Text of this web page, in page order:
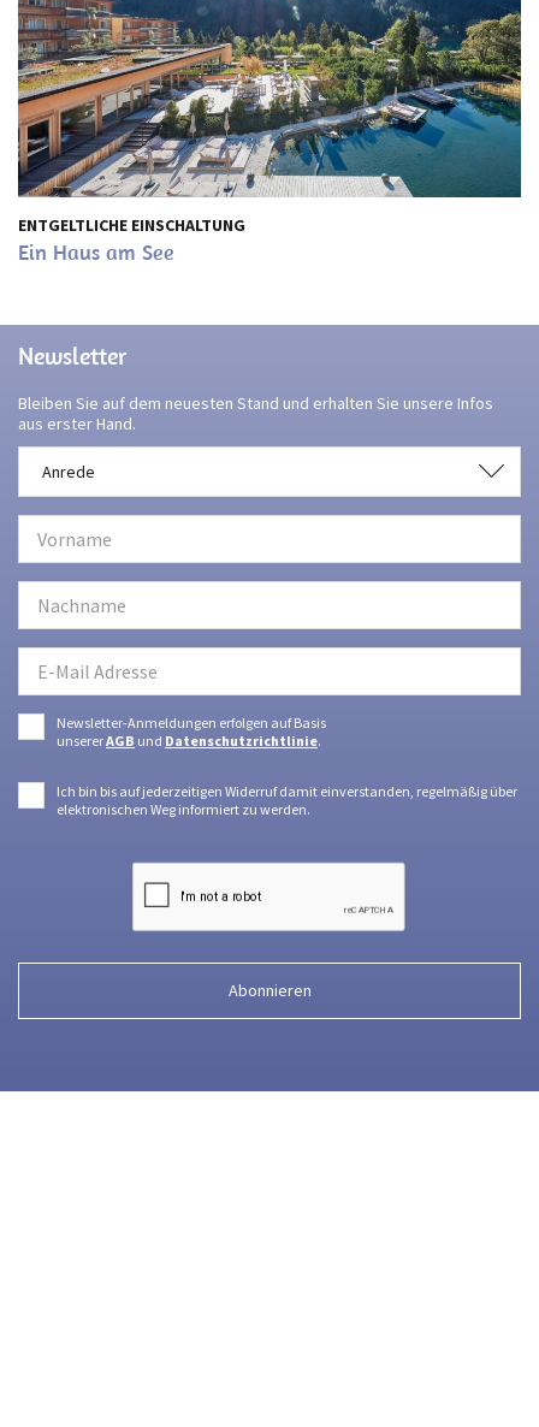
ENTGELTLICHE EINSCHALTUNG
Ein Haus am See
Newsletter
Bleiben Sie auf dem neuesten Stand und erhalten Sie unsere Infos
aus erster Hand.
Anrede
Newsletter-Anmeldungen erfolgen auf Basis
unsererAGB und Datenschutzrichtlinie.
Ich bin bis auf jederzeitigen Widerruf damit einverstanden, regelmäßig über
elektronischen Weg informiert zu werden.
Abonnieren